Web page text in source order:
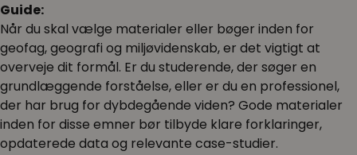
Guide:
Når du skal vælge materialer eller bøger inden for
geofag, geografi og miljøvidenskab, er det vigtigt at
overveje dit formål. Er du studerende, der søger en
grundlæggende forståelse, eller er du en professionel,
der har brug for dybdegående viden? Gode materialer
inden for disse emner bør tilbyde klare forklaringer,
opdaterede data og relevante case-studier.